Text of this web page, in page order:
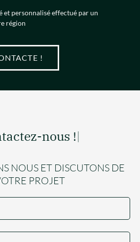
et personnalisé effectué par un
région
!
nous !|
NOUS ET DISCUTONS DE
PROJET